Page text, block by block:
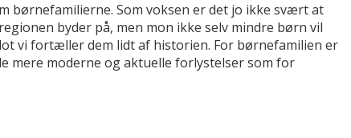
børnefamilierne. Som voksen er det jo ikke svært at
byder på, men mon ikke selv mindre børn vil
vi fortæller dem lidt af historien. For børnefamilien er
mere moderne og aktuelle forlystelser som for